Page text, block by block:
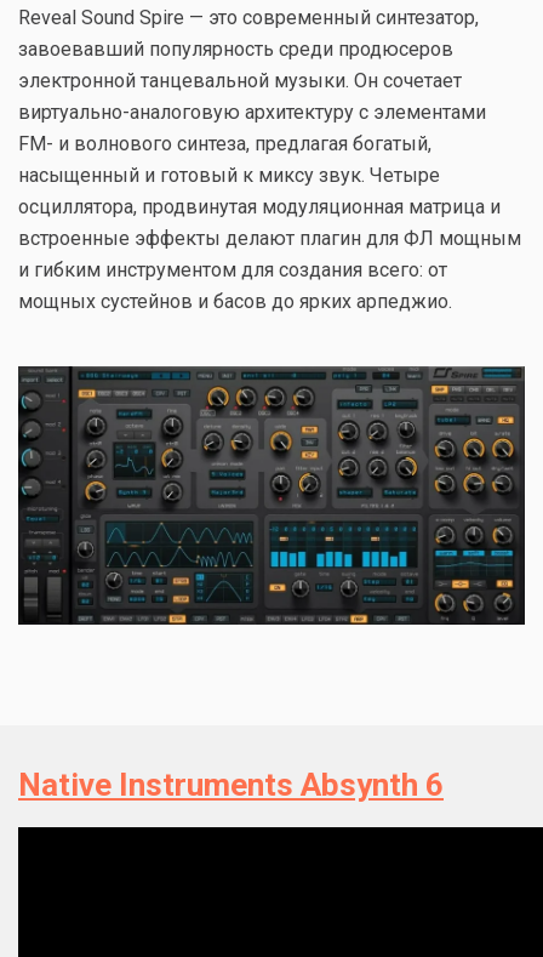
Reveal Sound Spire — это современный синтезатор,
завоевавший популярность среди продюсеров
электронной танцевальной музыки. Он сочетает
виртуально-аналоговую архитектуру с элементами
FM- и волнового синтеза, предлагая богатый,
насыщенный и готовый к миксу звук. Четыре
осциллятора, продвинутая модуляционная матрица и
встроенные эффекты делают плагин для ФЛ мощным
и гибким инструментом для создания всего: от
мощных сустейнов и басов до ярких арпеджио.
Native Instruments Absynth 6